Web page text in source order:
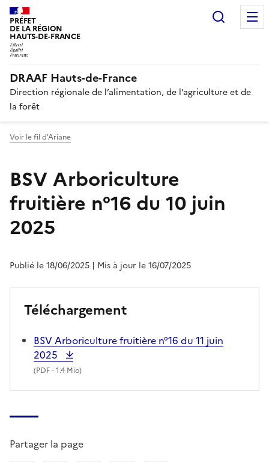
PRÉFET
DE LA RÉGION
HAUTS-DE-FRANCE
DRAAF Hauts-de-France
Direction régionale de l’alimentation, de l’agriculture et de
la forêt
Voir le fil d'Ariane
BSV Arboriculture
fruitière n°16 du 10 juin
2025
Publié le 18/06/2025 | Mis à jour le 16/07/2025
Téléchargement
BSV Arboriculture fruitière n°16 du 11 juin
2025
(PDF- 1.4 Mio)
Partager la page